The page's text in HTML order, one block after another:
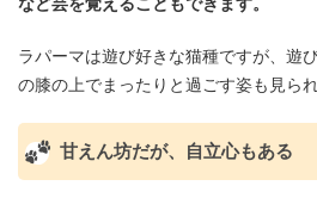
ラパーマは遊び好きな猫種ですが、遊
の膝の上でまったりと過ごす姿も見ら
甘えん坊だが、自立心もある